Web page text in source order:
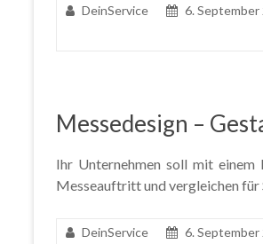
DeinService 6. September
Messedesign –
Ihr Unternehmen soll mit
Messeauftritt und vergleichen für
DeinService 6. September